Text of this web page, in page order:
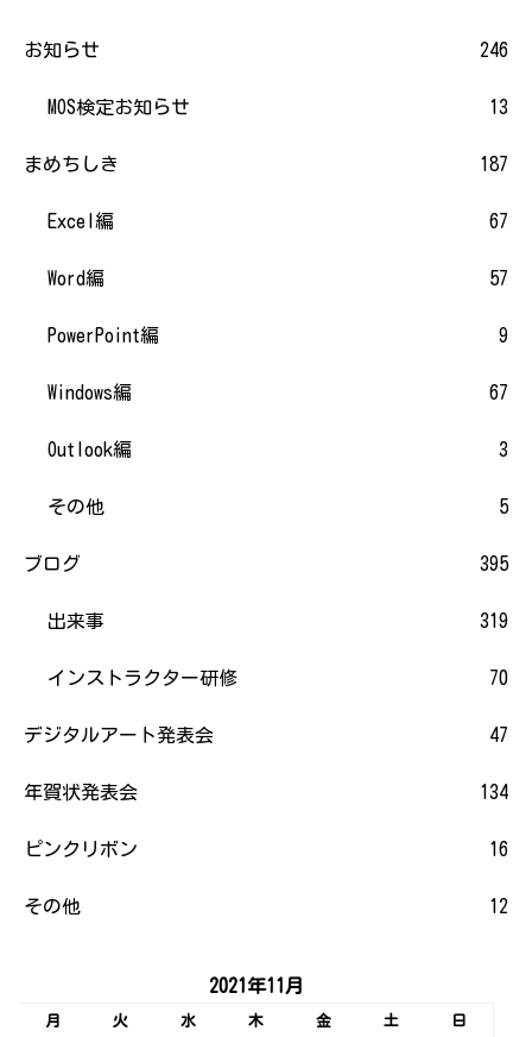
お知らせ 246
MOS検定お知らせ 13
まめちしき 187
Excel編 67
Word編 57
PowerPoint編 9
Windows編 67
Outlook編 3
その他 5
ブログ 395
出来事 319
インストラクター研修 70
デジタルアート発表会 47
年賀状発表会 134
ピンクリボン 16
その他 12
2021年11月
月 火 水 木 金 土
日